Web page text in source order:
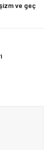
ve geç